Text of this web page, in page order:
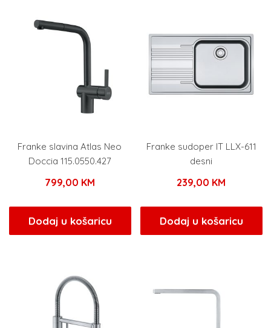
Franke slavina Atlas Neo
Doccia 115.0550.427
799,00 KM
Dodaj u košaricu
Franke sudoper IT LLX-611
desni
239,00 KM
Dodaj u košaricu